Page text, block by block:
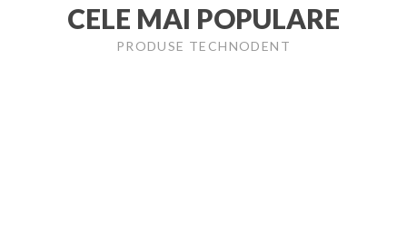
CELE MAI POPULARE
PRODUSE TECHNODENT